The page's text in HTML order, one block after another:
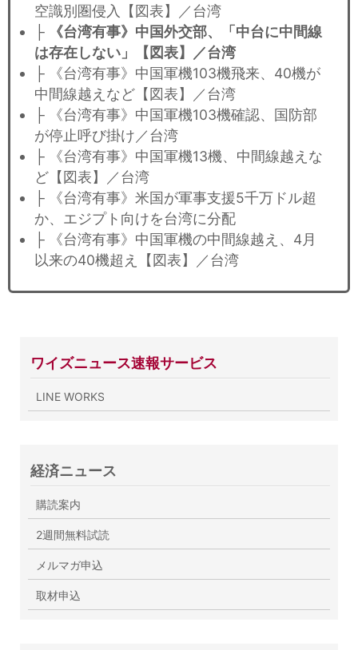
空識別圏侵入【図表】／台湾
├
《台湾有事》中国外交部、「中台に中間線
は存在しない」【図表】／台湾
├ 《台湾有事》中国軍機103機飛来、40機が
中間線越えなど【図表】／台湾
├ 《台湾有事》中国軍機103機確認、国防部
が停止呼び掛け／台湾
├ 《台湾有事》中国軍機13機、中間線越えな
ど【図表】／台湾
├ 《台湾有事》米国が軍事支援5千万ドル超
か、エジプト向けを台湾に分配
├ 《台湾有事》中国軍機の中間線越え、4月
以来の40機超え【図表】／台湾
ワイズニュース速報サービス
LINE WORKS
経済ニュース
購読案内
2週間無料試読
メルマガ申込
取材申込